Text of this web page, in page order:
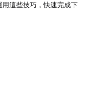
這些技巧，快速完成下